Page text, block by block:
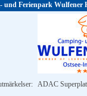
und Ferienpark Wulfener
ADAC